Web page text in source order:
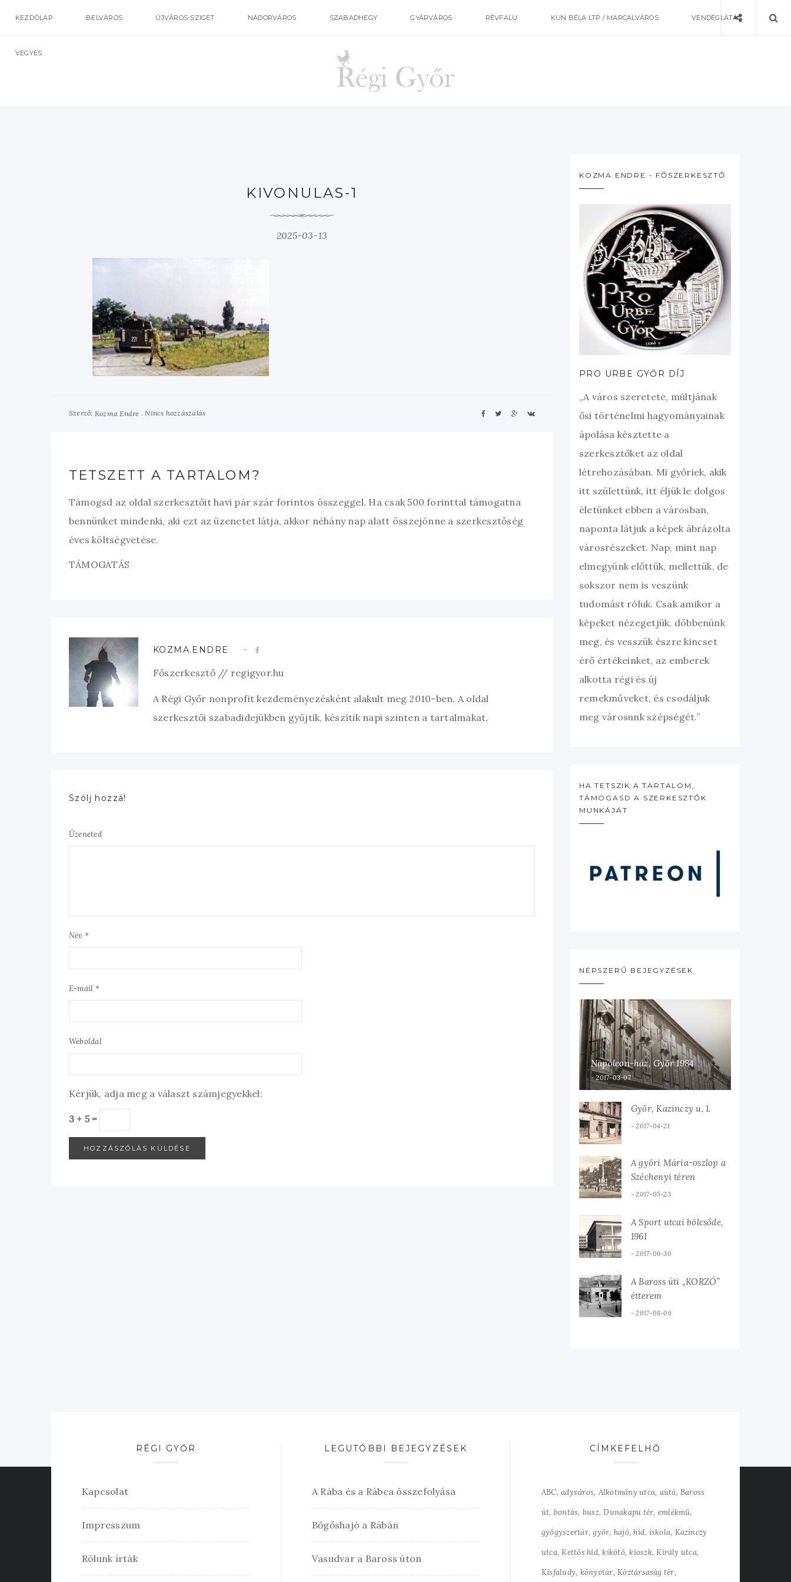
KEZDŐLAP BELVÁROS ÚJVÁROS-SZIGET NÁDORVÁROS SZABADHEGY GYÁRVÁROS RÉVFALU KUN BÉLA LTP / MARCALVÁROS VENDÉGLÁTÁS
VEGYES
KIVONULAS-1
2025-03-13
Szerző: Kozma Endre Nincs hozzászálás
TETSZETT A TARTALOM?
Támogsd az oldal szerkesztőit havi pár szár forintos összeggel. Ha csak 500 forinttal támogatna
bennünket mindenki, aki ezt az üzenetet látja, akkor néhány nap alatt összejönne a szerkesztőség
éves költségvetése.
TÁMOGATÁS
KOZMA.ENDRE
Főszerkesztő // regigyor.hu
A Régi Győr nonprofit kezdeményezésként alakult meg 2010-ben. A oldal
szerkesztői szabadidejükben gyűjtik, készítik napi szinten a tartalmakat.
Szólj hozzá!
Üzeneted
Név *
E-mail *
Weboldal
Kérjük, adja meg a választ számjegyekkel:
3 + 5 =
KOZMA ENDRE - FŐSZERKESZTŐ
PRO URBE GYŐR DÍJ
„A város szeretete, múltjának
ősi történelmi hagyományainak
ápolása késztette a
szerkesztőket az oldal
létrehozásában. Mi győriek, akik
itt születtünk, itt éljük le dolgos
életünket ebben a városban,
naponta látjuk a képek ábrázolta
városrészeket. Nap, mint nap
elmegyünk előttük, mellettük, de
sokszor nem is veszünk
tudomást róluk. Csak amikor a
képeket nézegetjük, döbbenünk
meg, és vesszük észre kincset
érő értékeinket, az emberek
alkotta régi és új
remekműveket, és csodáljuk
meg városunk szépségét.”
HA TETSZIK A TARTALOM,
TÁMOGASD A SZERKESZTŐK
MUNKÁJÁT
NÉPSZERŰ BEJEGYZÉSEK
Napóleon-ház, Győr 1984
2017-03-07
Győr, Kazinczy u. 1.
2017-04-21
A győri Mária-oszlop a
Széchenyi téren
2017-05-23
A Sport utcai bölcsőde,
1961
2017-06-30
A Baross úti „KORZÓ”
étterem
2017-08-06
RÉGI GYŐR
Kapcsolat
Impresszum
Rólunk írták
LEGUTÓBBI BEJEGYZÉSEK
A Rába és a Rábca összefolyása
Bőgőshajó a Rábán
Vasudvar a Baross úton
CÍMKEFELHŐ
ABC adyváros Alkotmány utca autó Baross
út bontás busz Dunakapu tér emlékmű
gyógyszertár győr hajó híd iskola Kazinczy
utca Kettős híd kikötő kioszk Király utca
Kisfaludy könyvtár Köztársaság tér